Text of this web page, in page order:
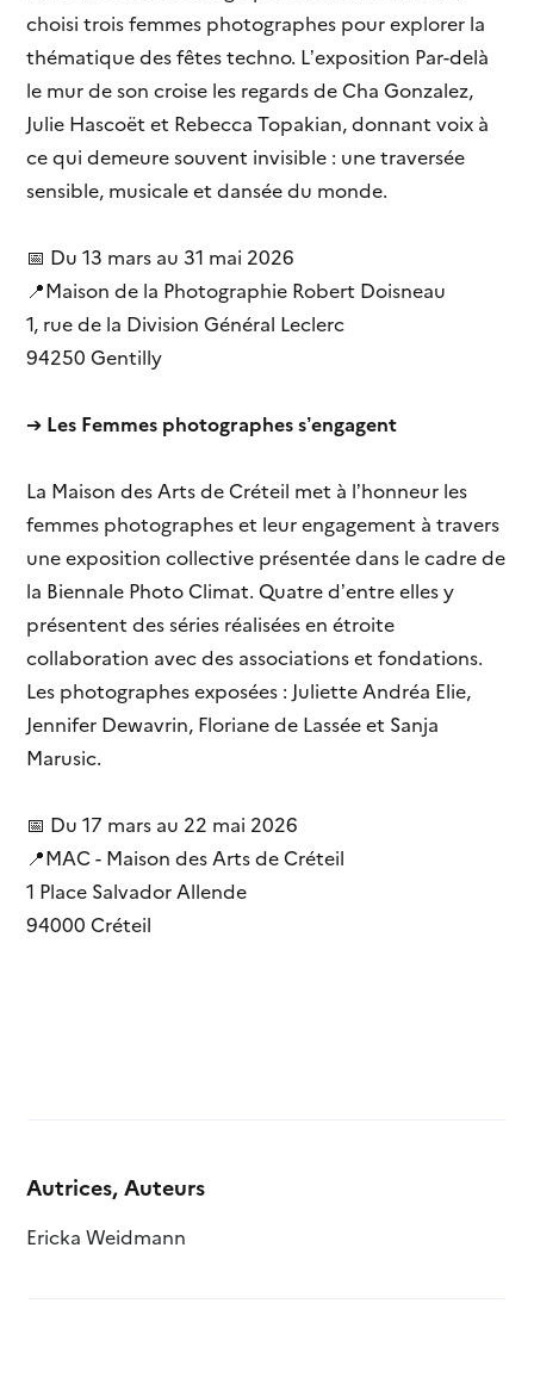
choisi trois femmes photographes pour explorer la
thématique des fêtes techno. L’exposition Par-delà
le mur de son croise les regards de Cha Gonzalez,
Julie Hascoët et Rebecca Topakian, donnant voix à
ce qui demeure souvent invisible : une traversée
sensible, musicale et dansée du monde.
📅 Du 13 mars au 31 mai 2026
📍Maison de la Photographie Robert Doisneau
1, rue de la Division Général Leclerc
94250 Gentilly
➔ Les Femmes photographes s’engagent
La Maison des Arts de Créteil met à l’honneur les
femmes photographes et leur engagement à travers
une exposition collective présentée dans le cadre de
la Biennale Photo Climat. Quatre d’entre elles y
présentent des séries réalisées en étroite
collaboration avec des associations et fondations.
Les photographes exposées : Juliette Andréa Elie,
Jennifer Dewavrin, Floriane de Lassée et Sanja
Marusic.
📅 Du 17 mars au 22 mai 2026
📍MAC - Maison des Arts de Créteil
1 Place Salvador Allende
94000 Créteil
Autrices, Auteurs
Ericka Weidmann